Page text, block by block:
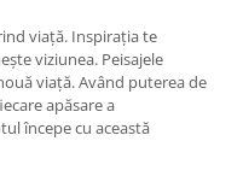
viață. Inspirația te
viziunea. Peisajele
viață. Având puterea de
apăsare a
începe cu această